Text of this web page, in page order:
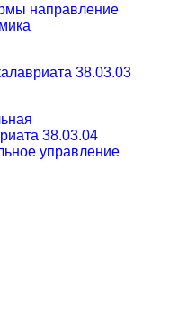
направление
38.03.03
38.03.04
управление